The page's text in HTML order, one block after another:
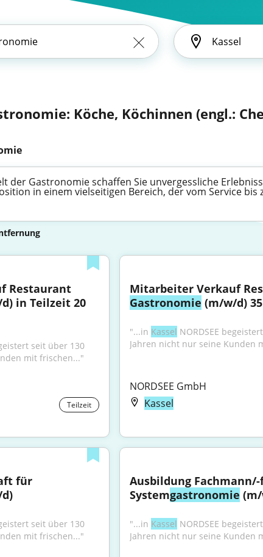
Köche, Köchinnen (engl.:
der Gastronomie schaffen Sie unvergessliche
in einem vielseitigen Bereich, der vom Service bis
in Teilzeit 20
seit über 130
mit frischen..."
Teilzeit
Gastronomie (m/w/d)
"...in Kassel NORDSEE
Jahren nicht nur seine Kunden
NORDSEE GmbH
Kassel
seit über 130
mit frischen..."
Ausbildung
Systemgastronomie
"...in Kassel NORDSEE
Jahren nicht nur seine Kunden